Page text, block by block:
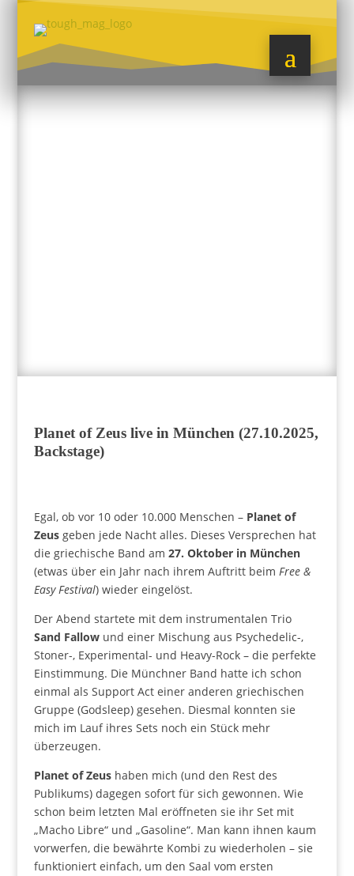
Planet of Zeus live in München (27.10.2025,
Backstage)
Egal, ob vor 10 oder 10.000 Menschen – Planet of
Zeusgeben jede Nacht alles. Dieses Versprechen hat
die griechische Band am 27. Oktober in München
(etwas über ein Jahr nach ihrem Auftritt beim Free &
Easy Festival) wieder eingelöst.
Der Abend startete mit dem instrumentalen Trio
Sand Fallowund einer Mischung aus Psychedelic-,
Stoner-, Experimental- und Heavy-Rock – die perfekte
Einstimmung. Die Münchner Band hatte ich schon
einmal als Support Act einer anderen griechischen
Gruppe (Godsleep) gesehen. Diesmal konnten sie
mich im Lauf ihres Sets noch ein Stück mehr
überzeugen.
Planet of Zeushaben mich (und den Rest des
Publikums) dagegen sofort für sich gewonnen. Wie
schon beim letzten Mal eröffneten sie ihr Set mit
„Macho Libre“ und „Gasoline“. Man kann ihnen kaum
vorwerfen, die bewährte Kombi zu wiederholen – sie
funktioniert einfach, um den Saal vom ersten